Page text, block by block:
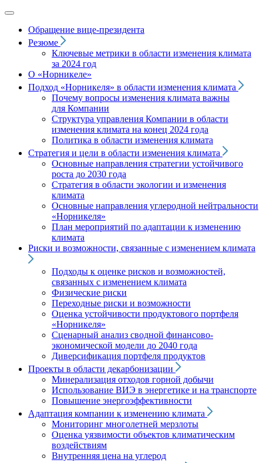
Обращение вице‑президента
Резюме
Ключевые метрики в области изменения климата
за 2024 год
О «Норникеле»
Подход «Норникеля» в области изменения климата
Почему вопросы изменения климата важны
для Компании
Структура управления Компании в области
изменения климата на конец 2024 года
Политика в области изменения климата
Стратегия и цели в области изменения климата
Основные направления стратегии устойчивого
роста до 2030 года
Стратегия в области экологии и изменения
климата
Основные направления углеродной нейтральности
«Норникеля»
План мероприятий по адаптации к изменению
климата
Риски и возможности, связанные с изменением климата
Подходы к оценке рисков и возможностей,
связанных с изменением климата
Физические риски
Переходные риски и возможности
Оценка устойчивости продуктового портфеля
«Норникеля»
Сценарный анализ сводной финансово-
экономической модели до 2040 года
Диверсификация портфеля продуктов
Проекты в области декарбонизации
Минерализация отходов горной добычи
Использование ВИЭ в энергетике и на транспорте
Повышение энергоэффективности
Адаптация компании к изменению климата
Мониторинг многолетней мерзлоты
Оценка уязвимости объектов климатическим
воздействиям
Внутренняя цена на углерод